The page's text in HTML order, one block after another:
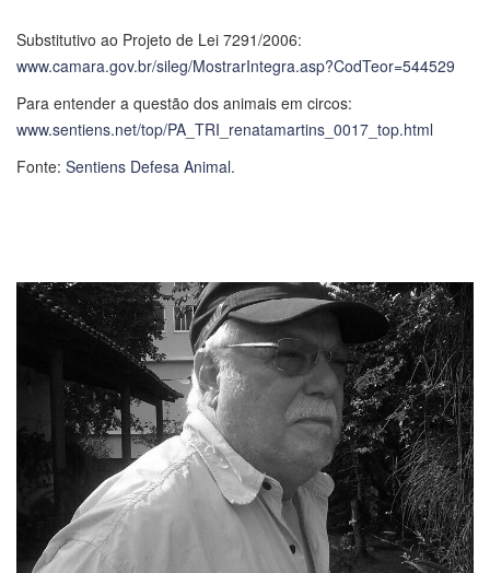
Substitutivo ao Projeto de Lei 7291/2006:
www.camara.gov.br/sileg/MostrarIntegra.asp?CodTeor=544529
Para entender a questão dos animais em circos:
www.sentiens.net/top/PA_TRI_renatamartins_0017_top.html
Fonte: Sentiens Defesa Animal.